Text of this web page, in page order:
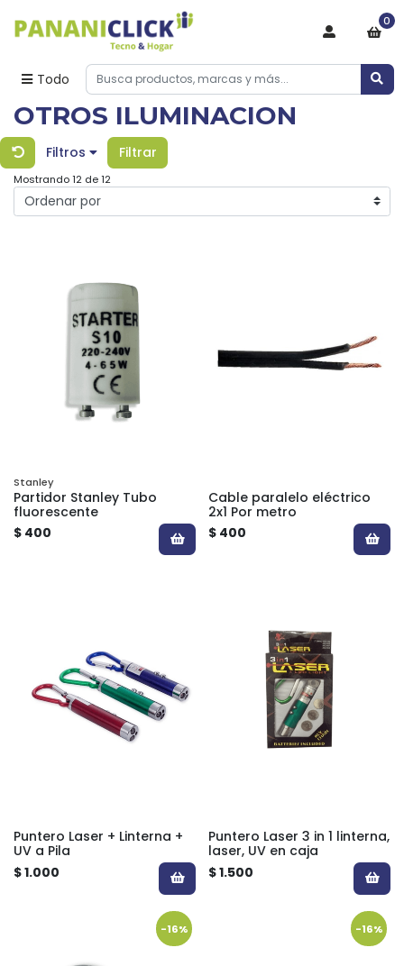
Todo
0
OTROS ILUMINACION
Filtros Filtrar
Mostrando 12 de 12
Stanley
Partidor Stanley Tubo
fluorescente
$ 400
Cable paralelo eléctrico
2x1 Por metro
$ 400
Puntero Laser + Linterna +
UV a Pila
$ 1.000
Puntero Laser 3 in 1 linterna,
laser, UV en caja
$ 1.500
-16% -16%